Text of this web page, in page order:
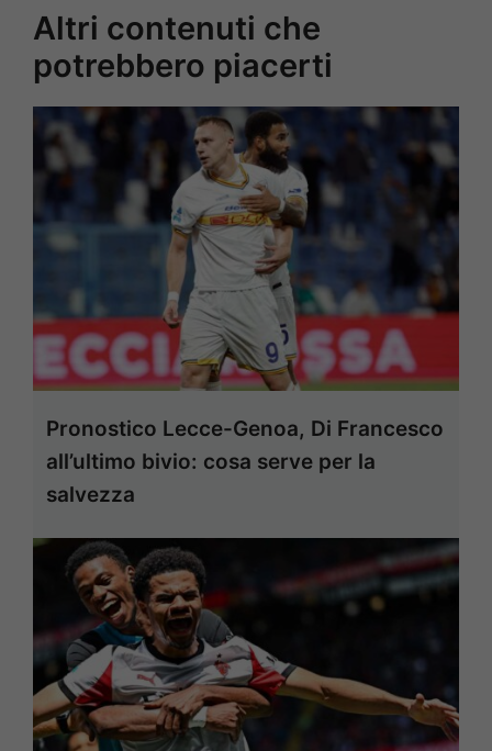
Altri contenuti che
potrebbero piacerti
Pronostico Lecce-Genoa, Di Francesco
all’ultimo bivio: cosa serve per la
salvezza